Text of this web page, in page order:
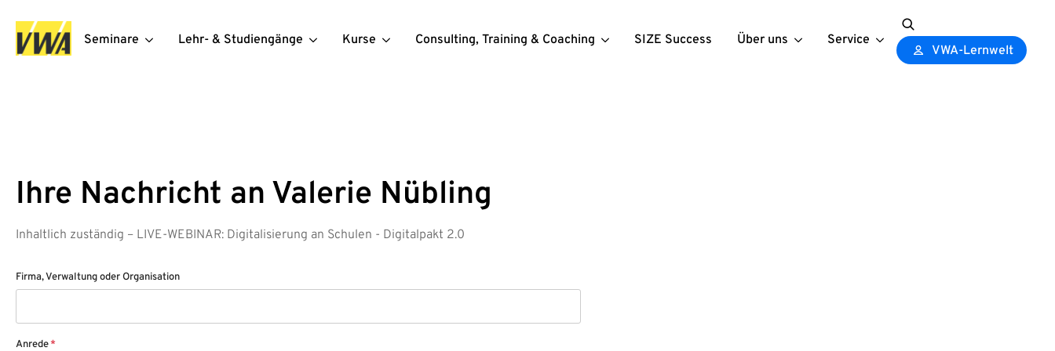
Seminare Lehr- & Studiengänge Kurse Consulting, Training & Coaching SIZE Success Über uns Service
Search
for:
VWA-Lernwelt
Ihre Nachricht an Valerie Nübling
Inhaltlich zuständig – LIVE-WEBINAR: Digitalisierung an Schulen - Digitalpakt 2.0
Firma, Verwaltung oder Organisation
Anrede*